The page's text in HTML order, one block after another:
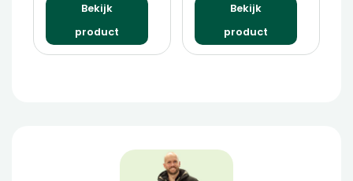
Bekijk
product
Bekijk
product